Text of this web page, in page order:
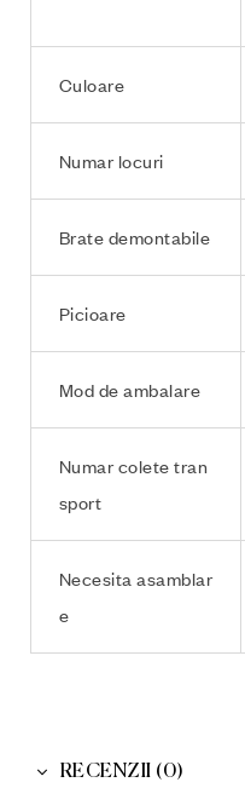
Culoare
Numar locuri
Brate demontabile
Picioare
Mod de ambalare
Numar colete tran
sport
Necesita asamblar
e
RECENZII (0)